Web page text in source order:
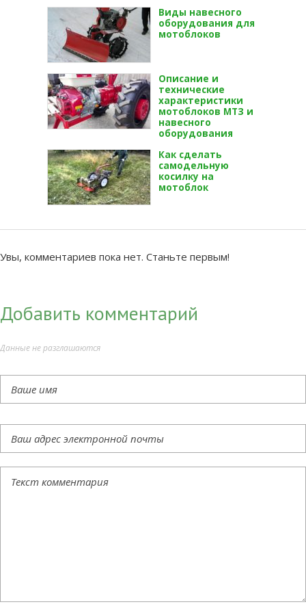
Виды навесного
оборудования для
мотоблоков
Описание и
технические
характеристики
мотоблоков МТЗ и
навесного
оборудования
Как сделать
самодельную
косилку на
мотоблок
Увы, комментариев пока нет. Станьте первым!
Добавить комментарий
Данные не разглашаются